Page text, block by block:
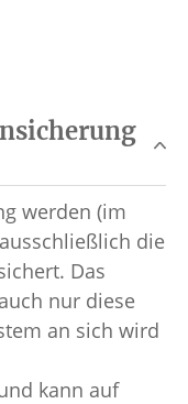
werden (im
die
Das
nur diese
an sich wird
kann auf